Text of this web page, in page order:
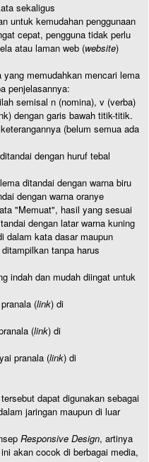
sekaligus
untuk kemudahan penggunaan
cepat, pengguna tidak perlu
atau laman web (website)
memudahkan mencari lema
penjelasannya:
semisal n (nomina), v (verba)
dengan garis bawah titik-titik.
(belum semua ada
dengan huruf tebal
ditandai dengan warna biru
dengan warna oranye
"Memuat", hasil yang sesuai
dengan latar warna kuning
dalam kata dasar maupun
tanpa harus
indah dan mudah diingat untuk
(link) di
(link) di
pranala (link) di
dapat digunakan sebagai
jaringan maupun di luar
Responsive Design, artinya
akan cocok di berbagai media,